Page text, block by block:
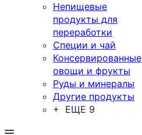
Непищевые
продукты для
переработки
Специи и чай
Консервированные
овощи и фрукты
Руды и минералы
Другие продукты
+ ЕЩЕ 9